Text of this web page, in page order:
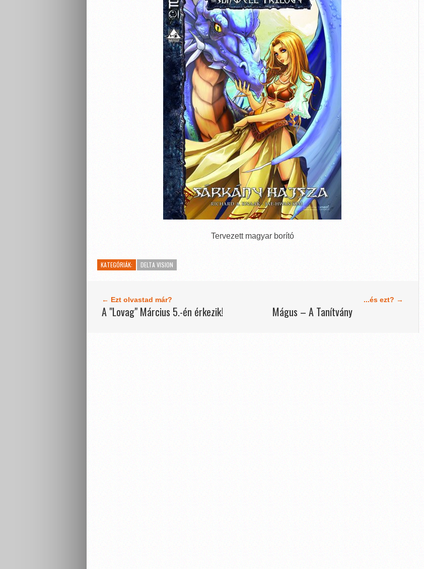
Tervezett magyar borító
KATEGÓRIÁK: DELTA VISION
← Ezt olvastad már?
A "Lovag" Március 5.-én érkezik!
...és ezt? →
Mágus – A Tanítvány